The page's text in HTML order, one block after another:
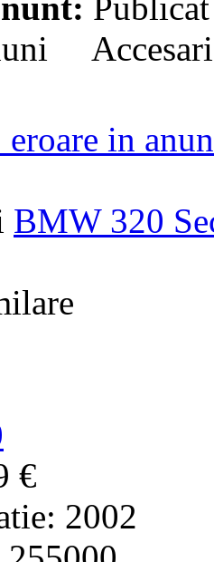
eroare in
BMW 320
€
2002